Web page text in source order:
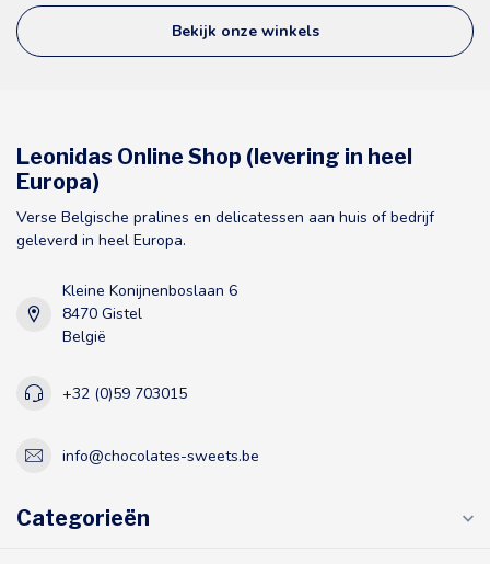
Bekijk onze winkels
Leonidas Online Shop (levering in heel
Europa)
Verse Belgische pralines en delicatessen aan huis of bedrijf
geleverd in heel Europa.
Kleine Konijnenboslaan 6
8470 Gistel
België
+32 (0)59 703015
info@chocolates-sweets.be
Categorieën